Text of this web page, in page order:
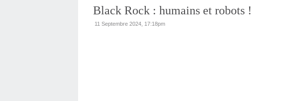
Black Rock : humains et robots !
11 Septembre 2024, 17:18pm